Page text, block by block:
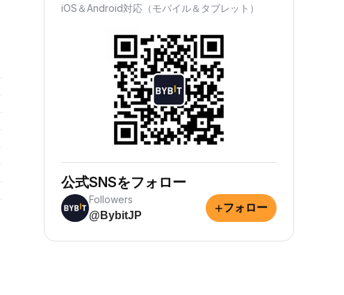
iOS＆Android対応（モバイル＆タブレット）
公式SNSをフォロー
Followers
@BybitJP
+フォロー